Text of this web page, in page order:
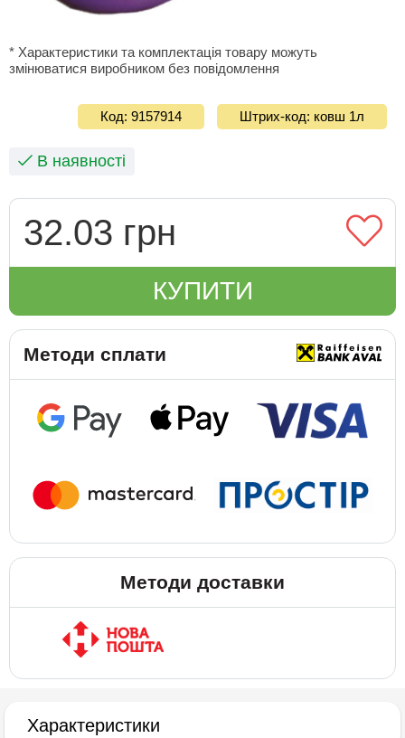
* Характеристики та комплектація товару можуть
змінюватися виробником без повідомлення
Код: 9157914 Штрих-код: ковш 1л
В наявності
32.03 грн
КУПИТИ
Методи сплати
Методи доставки
Характеристики